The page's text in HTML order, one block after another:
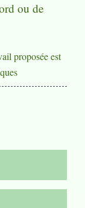
ou de
proposée est